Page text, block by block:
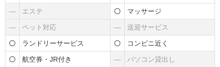
― エステ マッサージ
― ペット対応 ― 送迎サービス
ランドリーサービス コンビニ近く
航空券・JR付き ― パソコン貸出し